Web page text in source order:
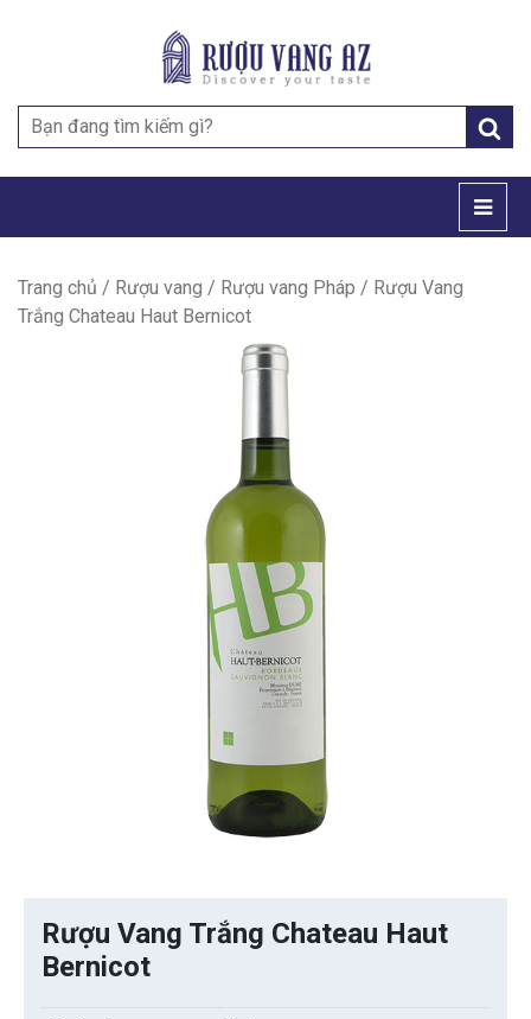
Search
for:
Trang chủ / Rượu vang / Rượu vang Pháp / Rượu Vang
Trắng Chateau Haut Bernicot
Rượu Vang Trắng Chateau Haut
Bernicot